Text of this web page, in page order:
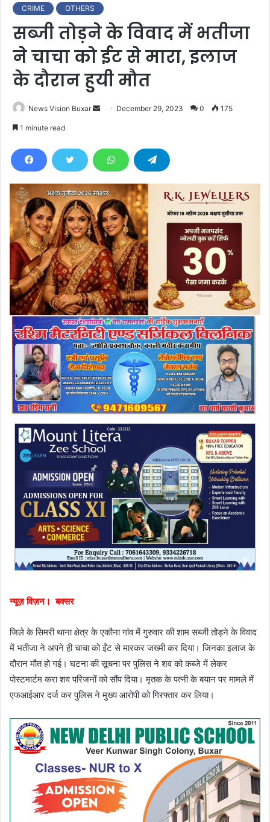
CRIME OTHERS
सब्जी तोड़ने के विवाद में भतीजा
ने चाचा को ईट से मारा, इलाज
के दौरान हुयी मौत
News Vision Buxar
d
e
m
a
i
l
December 29, 2023 0 175
1 minute read
न्यूज़ विज़न। बक्सर
जिले के सिमरी थाना क्षेत्र के एकौना गांव में गुरुवार की शाम सब्जी तोड़ने के विवाद
में भतीजा ने अपने ही चाचा को ईंट से मारकर जख्मी कर दिया। जिनका इलाज के
दौरान मौत हो गई। घटना की सूचना पर पुलिस ने शव को कब्जे में लेकर
पोस्टमार्टम करा शव परिजनों को सौंप दिया। मृतक के पत्नी के बयान पर मामले में
एफआईआर दर्ज कर पुलिस ने मुख्य आरोपी को गिरफ्तार कर लिया।